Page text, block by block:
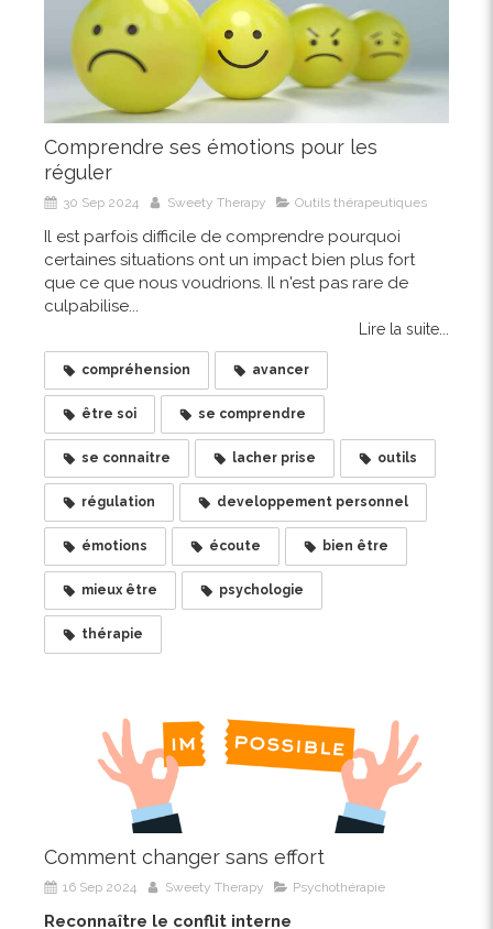
Comprendre ses émotions pour les
réguler
30 Sep 2024 Sweety Therapy Outils thérapeutiques
Il est parfois difficile de comprendre pourquoi
certaines situations ont un impact bien plus fort
que ce que nous voudrions. Il n'est pas rare de
culpabilise...
Lire la suite...
compréhension avancer
être soi se comprendre
se connaitre lacher prise outils
régulation developpement personnel
émotions écoute bien être
mieux être psychologie
thérapie
Comment changer sans effort
16 Sep 2024 Sweety Therapy Psychothérapie
Reconnaître le conflit interne